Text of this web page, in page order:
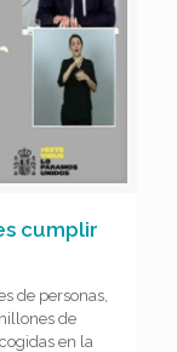
cumplir
de personas,
de
en la